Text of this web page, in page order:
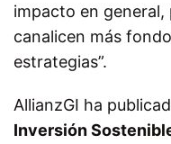
impacto en general,
canalicen más
estrategias”.
AllianzGI ha
Inversión